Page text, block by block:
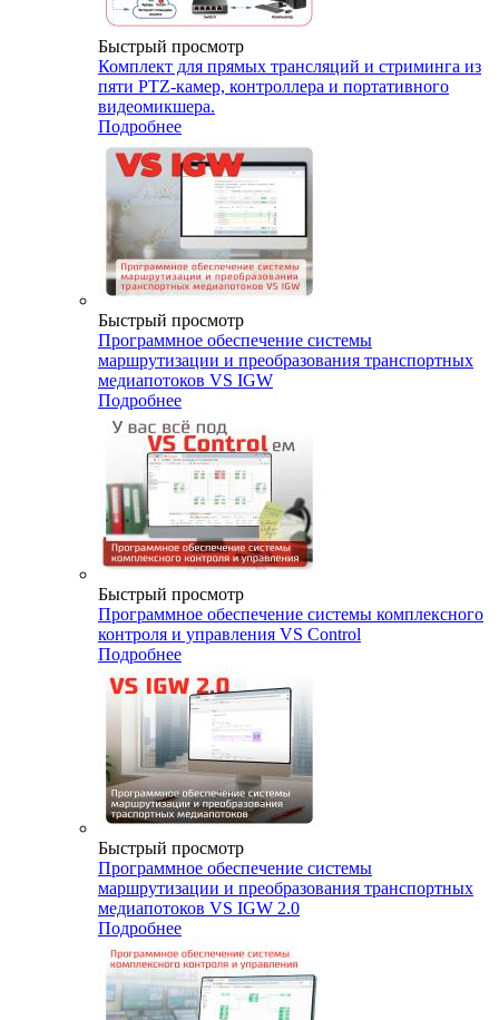
Быстрый просмотр
Комплект для прямых трансляций и стриминга из
пяти PTZ-камер, контроллера и портативного
видеомикшера.
Подробнее
Быстрый просмотр
Программное обеспечение системы
маршрутизации и преобразования транспортных
медиапотоков VS IGW
Подробнее
Быстрый просмотр
Программное обеспечение системы комплексного
контроля и управления VS Control
Подробнее
Быстрый просмотр
Программное обеспечение системы
маршрутизации и преобразования транспортных
медиапотоков VS IGW 2.0
Подробнее